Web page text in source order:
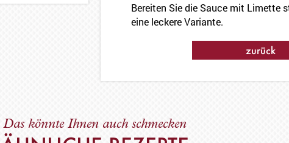
Bereiten Sie die Sauce mit Limette
eine leckere Variante.
zurück
Das könnte Ihnen auch schmecken